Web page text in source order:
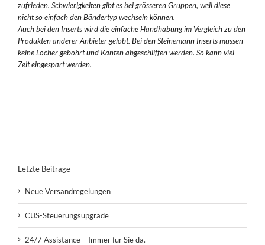
zufrieden. Schwierigkeiten gibt es bei grösseren Gruppen, weil diese
nicht so einfach den Bändertyp wechseln können.
Auch bei den Inserts wird die einfache Handhabung im Vergleich zu den
Produkten anderer Anbieter gelobt. Bei den Steinemann Inserts müssen
keine Löcher gebohrt und Kanten abgeschliffen werden. So kann viel
Zeit eingespart werden.
Letzte Beiträge
Neue Versandregelungen
CUS-Steuerungsupgrade
24/7 Assistance – Immer für Sie da.